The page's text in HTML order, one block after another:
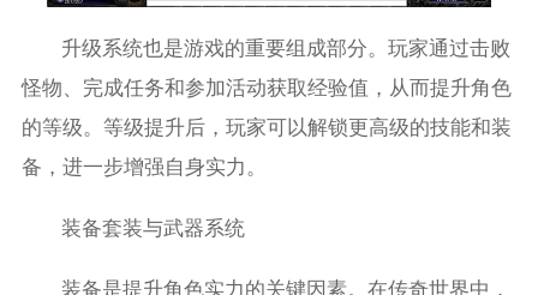
升级系统也是游戏的重要组成部分。玩家通过击败
怪物、完成任务和参加活动获取经验值，从而提升角色
的等级。等级提升后，玩家可以解锁更高级的技能和装
备，进一步增强自身实力。
装备套装与武器系统
装备是提升角色实力的关键因素。在传奇世界中，